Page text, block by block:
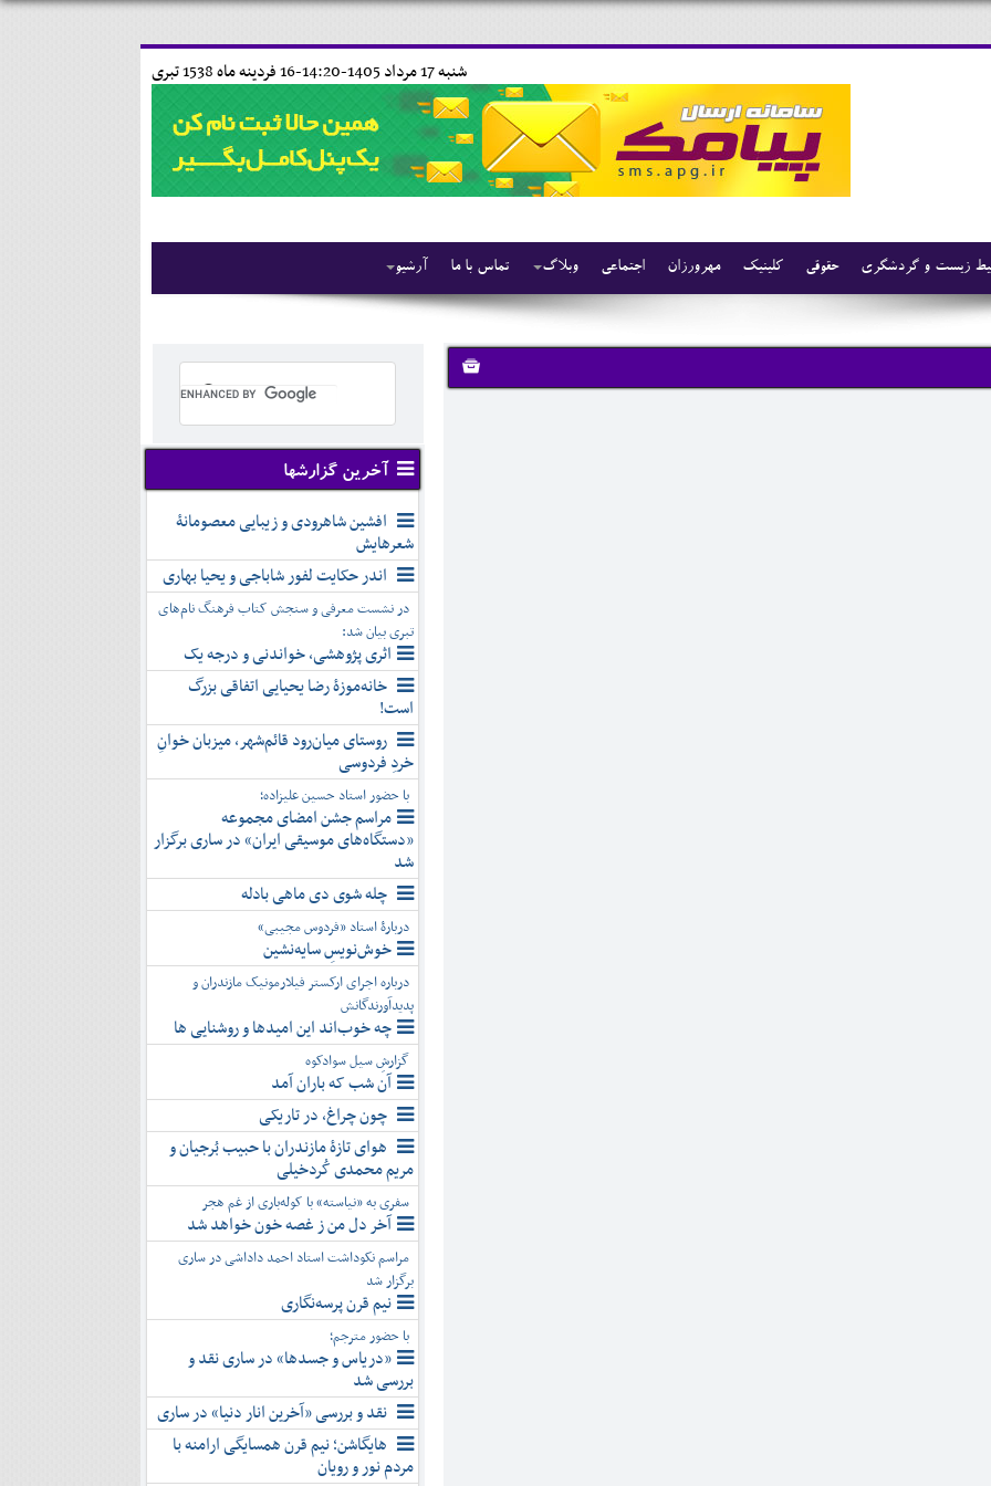
16 فردينه ماه 1538 تبری شنبه 17 مرداد 1405-14:20-
آرشیو تماس با ما وبلاگ اجتماعی مهرورزان کلینیک حقوقی زیست و گردشگری
آخرین گزارشها
افشین شاهرودی و زیبایی معصومانۀ
شعرهایش
اندر حکایت لفور شاباجی و یحیا بهاری
در نشست معرفی و سنجش کتاب فرهنگ نام‌های
تبری بیان شد:
اثری پژوهشی، خواندنی و درجه یک
خانه‌موزۀ رضا یحیایی اتفاقی بزرگ
است!
روستای میان‌رود قائم‌شهر، میزبان خوانِ
خردِ فردوسی
با حضور استاد حسین علیزاده؛
مراسم جشن امضای مجموعه
«دستگاه‌های موسیقی ایران» در ساری برگزار
شد
چله شوی دی ماهی بادله
دربارۀ استاد «فردوس مجیبی»
خوش‌نویسِ سایه‌نشین
درباره اجرای ارکستر فیلارمونیک مازندران و
پدیدآورندگانش
چه خوب‌اند این امیدها و روشنایی ها
گزارشِ سیل سوادکوه
آن شب که باران آمد
چون چراغ، در تاریکی
هوای تازۀ مازندران با حبیب بُرجیان و
مریم محمدی کُردخیلی
سفری به «نیاسته» با کوله‌باری از غم هجر
آخر دل من ز غصه خون خواهد شد
مراسم نکوداشت استاد احمد داداشی در ساری
برگزار شد
نیم قرن پرسه‌نگاری
با حضور مترجم؛
«دریاس و جسدها» در ساری نقد و
بررسی شد
نقد و بررسی «آخرین انار دنیا» در ساری
هایگاشن؛ نیم قرن همسایگی ارامنه با
مردم نور و رویان